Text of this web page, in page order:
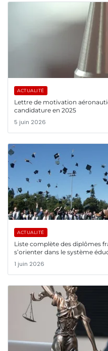
ACTUALITÉ
Lettre de motivation
candidature en 2025
5 juin 2026
ACTUALITÉ
Liste complète des diplômes
s’orienter dans le système
1 juin 2026